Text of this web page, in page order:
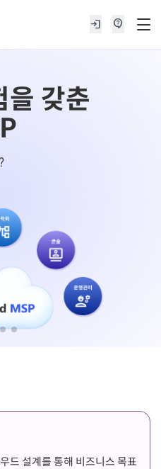
login contact_support
을 갖춘
드 설계를 통해 비즈니스 목표